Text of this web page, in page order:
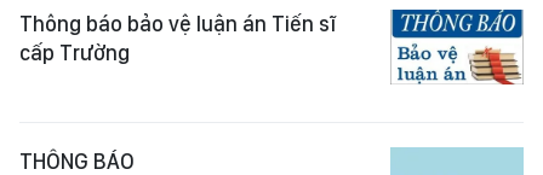
Thông báo bảo vệ luận án Tiến sĩ
cấp Trường
THÔNG BÁO